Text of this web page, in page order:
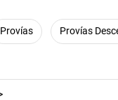
Provías Provías